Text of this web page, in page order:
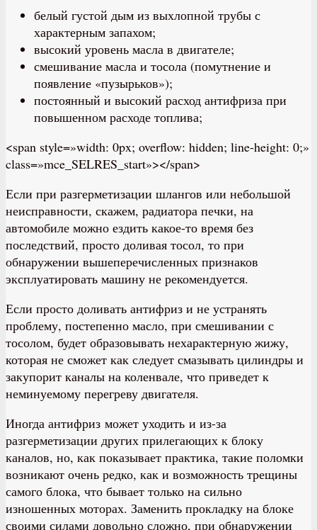
белый густой дым из выхлопной трубы с
характерным запахом;
высокий уровень масла в двигателе;
смешивание масла и тосола (помутнение и
появление «пузырьков»);
постоянный и высокий расход антифриза при
повышенном расходе топлива;
<span style=»width: 0px; overflow: hidden; line-height: 0;»
class=»mce_SELRES_start»> </span>
Если при разгерметизации шлангов или небольшой
неисправности, скажем, радиатора печки, на
автомобиле можно ездить какое-то время без
последствий, просто доливая тосол, то при
обнаружении вышеперечисленных признаков
эксплуатировать машину не рекомендуется.
Если просто доливать антифриз и не устранять
проблему, постепенно масло, при смешивании с
тосолом, будет образовывать нехарактерную жижу,
которая не сможет как следует смазывать цилиндры и
закупорит каналы на коленвале, что приведет к
неминуемому перегреву двигателя.
Иногда антифриз может уходить и из-за
разгерметизации других прилегающих к блоку
каналов, но, как показывает практика, такие поломки
возникают очень редко, как и возможность трещины
самого блока, что бывает только на сильно
изношенных моторах. Заменить прокладку на блоке
своими силами довольно сложно, при обнаружении